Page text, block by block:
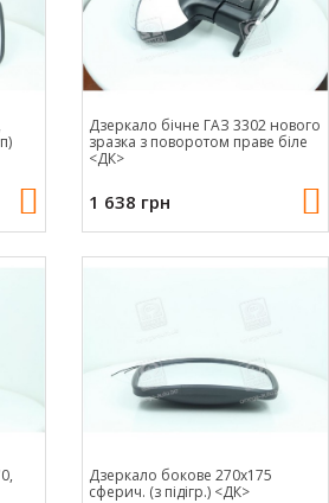
Дзеркало бічне ГАЗ 3302 нового
зразка з поворотом праве бiле
<ДК>
1 638 грн
Дзеркало бокове 270х175
сферич. (з підігр.) <ДК>